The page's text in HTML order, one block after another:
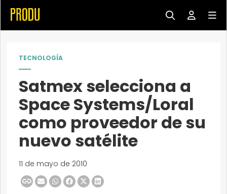
TECNOLOGÍA
Satmex selecciona a
Space Systems/Loral
como proveedor de su
nuevo satélite
11 de mayo de 2010